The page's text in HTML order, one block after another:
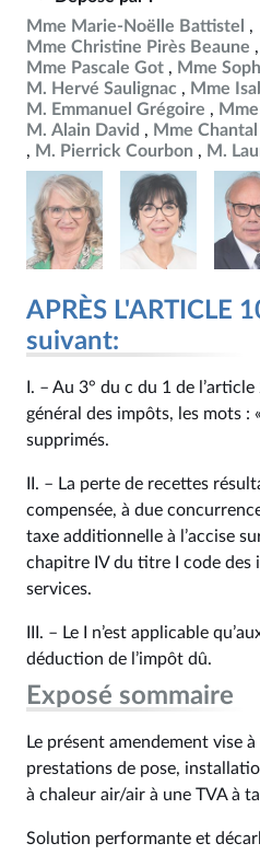
Mme Marie-Noëlle Battistel
Mme Christine Pirès Beaune
Mme Pascale Got
Mme
M. Hervé Saulignac
Mme
M. Emmanuel Grégoire
M. Alain David
Mme
M. Pierrick Courbon
M.
APRÈS L'ARTICLE
suivant:
I. – Au 3° du c du 1 de l’article
général des impôts, les mots :
supprimés.
II. – La perte de recettes
compensée, à due
taxe additionnelle à l’accise
chapitre IV du titre I code des
services.
III. – Le I n’est applicable
déduction de l’impôt dû.
Exposé sommaire
Le présent amendement vise
prestations de pose,
à chaleur air/air à une TVA à
Solution performante et